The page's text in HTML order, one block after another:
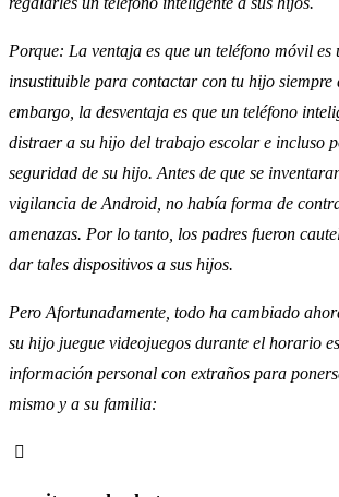
Porque: La ventaja es que un teléfono móvil
insustituible para contactar con tu hijo siempre
embargo, la desventaja es que un teléfono
distraer a su hijo del trabajo escolar e incluso
seguridad de su hijo. Antes de que se
vigilancia de Android, no había forma de
amenazas. Por lo tanto, los padres fueron
dar tales dispositivos a sus hijos.
Pero Afortunadamente, todo ha cambiado
su hijo juegue videojuegos durante el horario
información personal con extraños para
mismo y a su familia: